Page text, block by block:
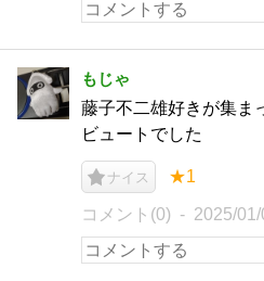
もじゃ
藤子不二雄好きが集ま
ビュートでした
ナイス ★1
コメント(0) 2025/01/